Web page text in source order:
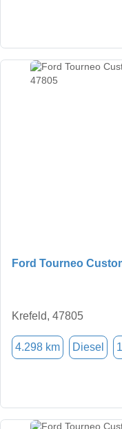
Ford Tourneo
Krefeld, 47805
4.298 km Diesel